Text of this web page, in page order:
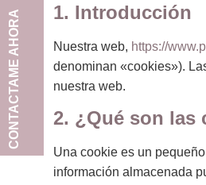
1. Introducción
Nuestra web, https://
denominan «cookies»).
nuestra web.
2. ¿Qué son las
Una cookie es un
información almacenada
CONTACTAME AHORA